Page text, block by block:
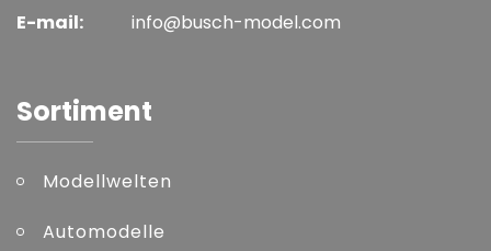
E-mail:
info@busch-model.com
Sortiment
Modellwelten
Automodelle